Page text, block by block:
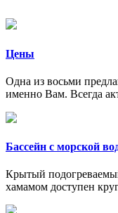
Цены
Одна из восьми
именно Вам. Всегда
Бассейн с морской
Крытый
хамамом доступен